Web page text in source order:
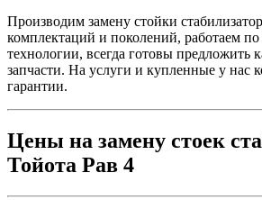
Производим замену стойки
комплектаций и поколений, работаем по
технологии, всегда готовы предложить
запчасти. На услуги и купленные у нас
гарантии.
Цены на замену стоек
Тойота Рав 4